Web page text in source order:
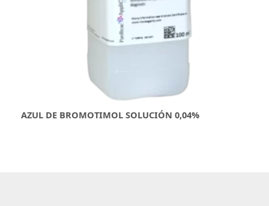
AZUL DE BROMOTIMOL SOLUCIÓN 0,04%